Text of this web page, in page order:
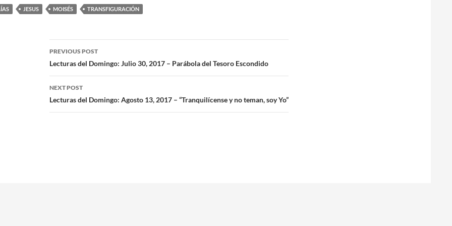
JESUS MOISÉS TRANSFIGURACIÓN
PREVIOUS POST
Lecturas del Domingo: Julio 30, 2017 – Parábola del Tesoro Escondido
NEXT POST
Lecturas del Domingo: Agosto 13, 2017 – “Tranquilícense y no teman, soy Yo”